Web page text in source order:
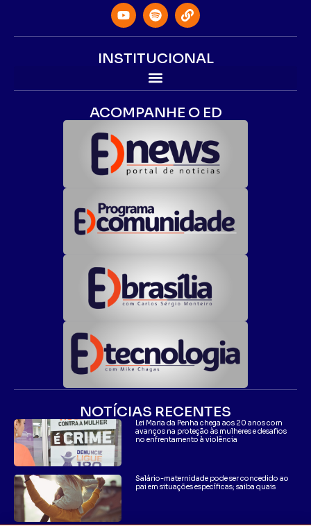
INSTITUCIONAL
ACOMPANHE O ED
NOTÍCIAS RECENTES
Lei Maria da Penha chega aos 20 anos com
avanços na proteção às mulheres e desafios
no enfrentamento à violência
Salário-maternidade pode ser concedido ao
pai em situações específicas; saiba quais